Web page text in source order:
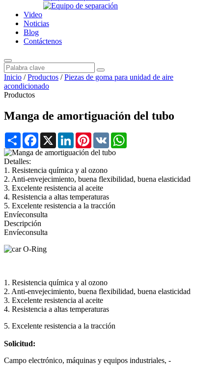
Video
Noticias
Blog
Contáctenos
Inicio /Productos /Piezas de goma para unidad de aire
acondicionado
Productos
Manga de amortiguación del tubo
Share Facebook
X LinkedInPinterest
VK
Detalles:
1. Resistencia química y al ozono
2. Anti-envejecimiento, buena flexibilidad, buena elasticidad
3. Excelente resistencia al aceite
4. Resistencia a altas temperaturas
5. Excelente resistencia a la tracción
Envíeconsulta
Descripción
Envíeconsulta
1. Resistencia química y al ozono
2. Anti-envejecimiento, buena flexibilidad, buena elasticidad
3. Excelente resistencia al aceite
4. Resistencia a altas temperaturas
5. Excelente resistencia a la tracción
Solicitud:
Campo electrónico, máquinas y equipos industriales, -